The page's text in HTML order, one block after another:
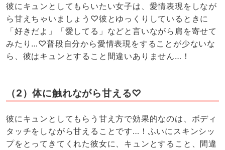
彼にキュンとしてもらいたい女子は、愛情表現をしなが
ら甘えちゃいましょう♡彼とゆっくりしているときに
「好きだよ」「愛してる」などと言いながら肩を寄せて
みたり…♡普段自分から愛情表現をすることが少ないな
ら、彼はキュンとすること間違いありません…！
（2）体に触れながら甘える♡
彼にキュンとしてもらう甘え方で効果的なのは、ボディ
タッチをしながら甘えることです…！ふいにスキンシッ
プをとってきてくれた彼女に、キュンとすること、間違